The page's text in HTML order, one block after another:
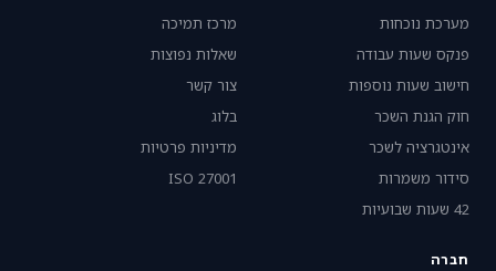
מערכת נוכחות
פנקס שעות עבודה
חישוב שעות נוספות
חוק הגנת השכר
אינטגרציה לשכר
סידור משמרות
42 שעות שבועיות
מרכז תמיכה
שאלות נפוצות
צור קשר
בלוג
מדיניות פרטיות
ISO 27001
חברה